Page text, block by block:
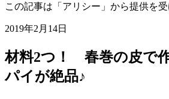
この記事は「アリシー」から提供を
2019年2月14日
材料2つ！ 春巻の皮で
パイが絶品♪